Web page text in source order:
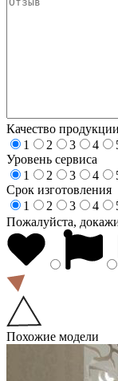
Качество продукции
1
2 3 4
Уровень сервиса
1
2 3 4
Срок изготовления
1
2 3 4
Пожалуйста,
Похожие модели